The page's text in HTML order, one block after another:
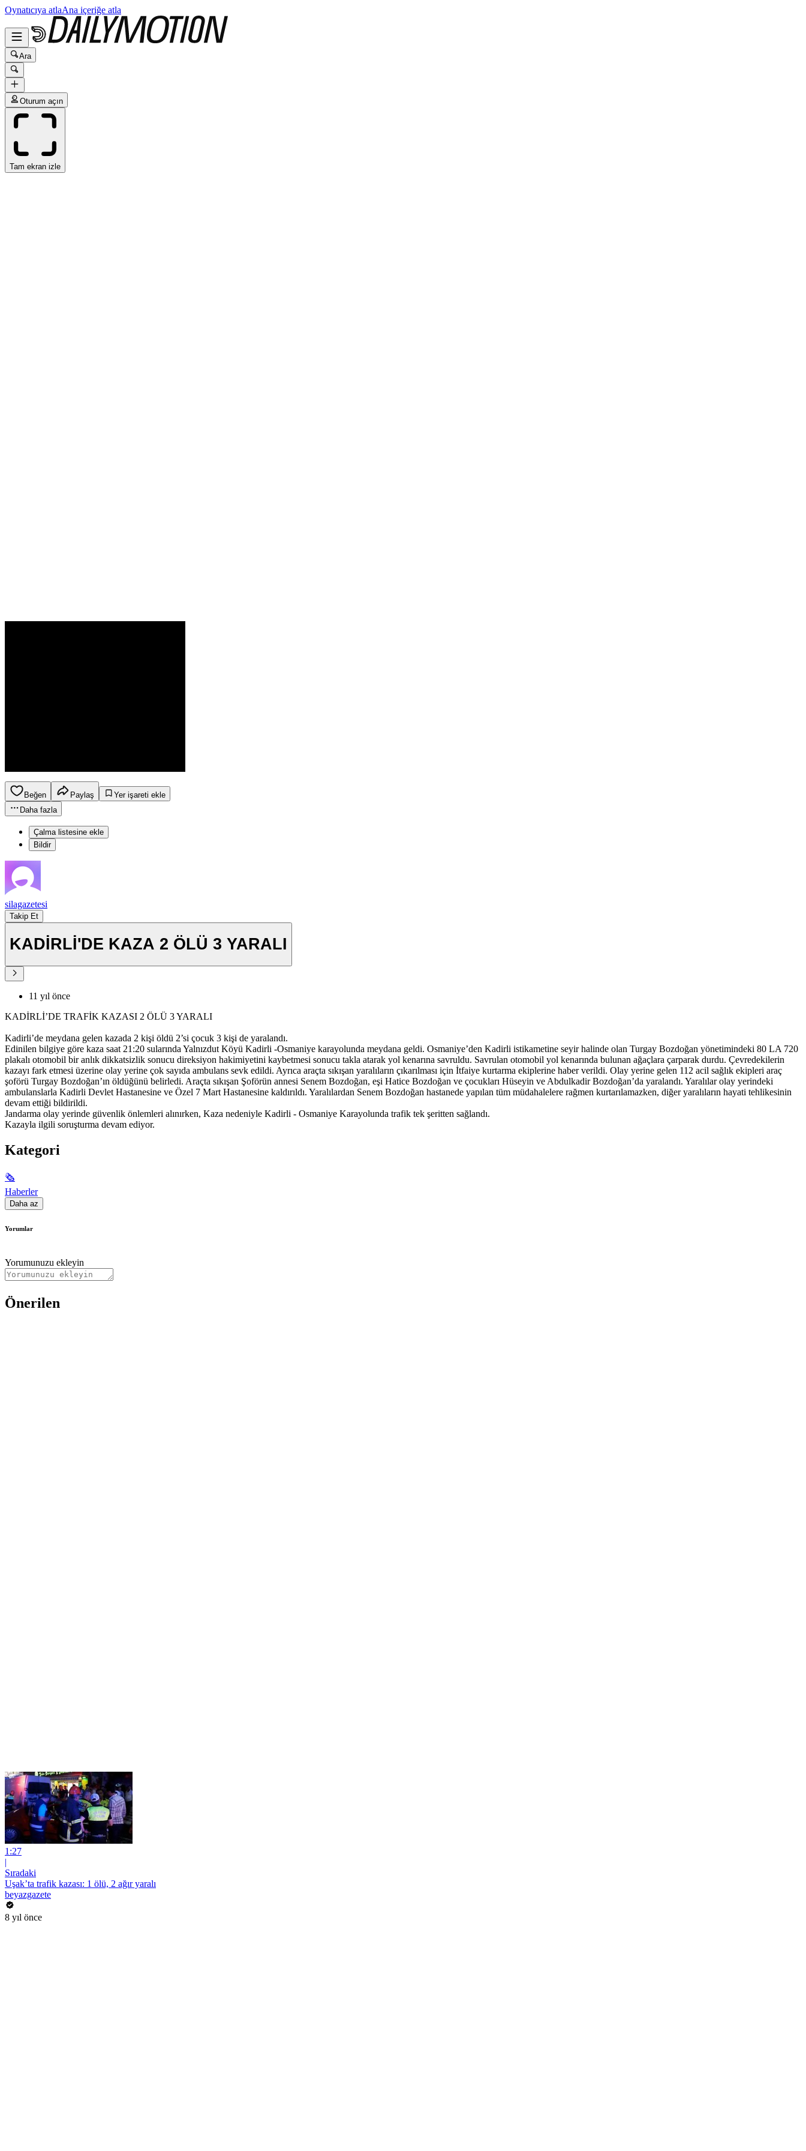
Oynatıcıya atlaAna içeriğe atla
Ara
Oturum açın
Tam ekran izle
Beğen Paylaş
Yer işareti ekle
Daha fazla
Çalma listesine ekle
Bildir
silagazetesi
Takip Et
KADİRLİ'DE KAZA 2 ÖLÜ 3 YARALI
11 yıl önce
KADİRLİ’DE TRAFİK KAZASI 2 ÖLÜ 3 YARALI
Kadirli’de meydana gelen kazada 2 kişi öldü 2’si çocuk 3 kişi de yaralandı.
Edinilen bilgiye göre kaza saat 21:20 sularında Yalnızdut Köyü Kadirli -Osmaniye karayolunda meydana geldi. Osmaniye’den Kadirli istikametine seyir halinde olan Turgay Bozdoğan yönetimindeki 80 LA 720
plakalı otomobil bir anlık dikkatsizlik sonucu direksiyon hakimiyetini kaybetmesi sonucu takla atarak yol kenarına savruldu. Savrulan otomobil yol kenarında bulunan ağaçlara çarparak durdu. Çevredekilerin
kazayı fark etmesi üzerine olay yerine çok sayıda ambulans sevk edildi. Ayrıca araçta sıkışan yaralıların çıkarılması için İtfaiye kurtarma ekiplerine haber verildi. Olay yerine gelen 112 acil sağlık ekipleri araç
şoförü Turgay Bozdoğan’ın öldüğünü belirledi. Araçta sıkışan Şoförün annesi Senem Bozdoğan, eşi Hatice Bozdoğan ve çocukları Hüseyin ve Abdulkadir Bozdoğan’da yaralandı. Yaralılar olay yerindeki
ambulanslarla Kadirli Devlet Hastanesine ve Özel 7 Mart Hastanesine kaldırıldı. Yaralılardan Senem Bozdoğan hastanede yapılan tüm müdahalelere rağmen kurtarılamazken, diğer yaralıların hayati tehlikesinin
devam ettiği bildirildi.
Jandarma olay yerinde güvenlik önlemleri alınırken, Kaza nedeniyle Kadirli - Osmaniye Karayolunda trafik tek şeritten sağlandı.
Kazayla ilgili soruşturma devam ediyor.
Kategori
🗞
Haberler
Daha az
Yorumlar
Yorumunuzu ekleyin
Önerilen
1:27
|
Sıradaki
Uşak’ta trafik kazası: 1 ölü, 2 ağır yaralı
beyazgazete
8 yıl önce